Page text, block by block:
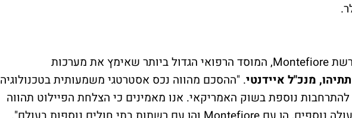
״אנו גאים בהתקשרות עם רשת Montefiore, המוסד הרפואי הגדול ביותר שאימץ את מערכות
מנכ"ל איידנטי. "ההסכם מהווה נכס אסטרטגי משמעותית בטכנולוגיה
להתרחבות נוספת בשוק האמריקאי. אנו מאמינים כי הצלחת הפיילוט תהווה